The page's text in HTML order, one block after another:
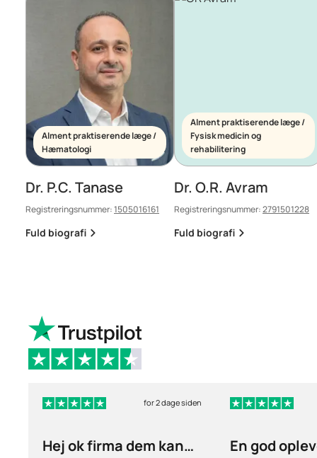
Alment praktiserende læge /
Hæmatologi
Dr. P.C. Tanase
Registreringsnummer:1505016161
Fuld biografi
Alment praktiserende læge /
Fysisk medicin og
rehabilitering
Dr. O.R. Avram
Registreringsnummer:2791501228
Fuld biografi
for 2 dage siden
Hej ok firma dem kan
En god